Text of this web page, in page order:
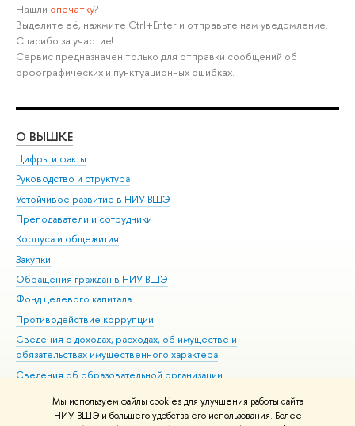
Мы используем файлы cookies для улучшения работы сайта
НИУ ВШЭ и большего удобства его использования. Более
Нашли опечатку?
Выделите её, нажмите Ctrl+Enter и отправьте нам уведомление.
Спасибо за участие!
Сервис предназначен только для отправки сообщений об
орфографических и пунктуационных ошибках.
О ВЫШКЕ
Цифры и факты
Руководство и структура
Устойчивое развитие в НИУ ВШЭ
Преподаватели и сотрудники
Корпуса и общежития
Закупки
Обращения граждан в НИУ ВШЭ
Фонд целевого капитала
Противодействие коррупции
Сведения о доходах, расходах, об имуществе и
обязательствах имущественного характера
Сведения об образовательной организации
Людям с ограниченными возможностями здоровья
Единая платежная страница